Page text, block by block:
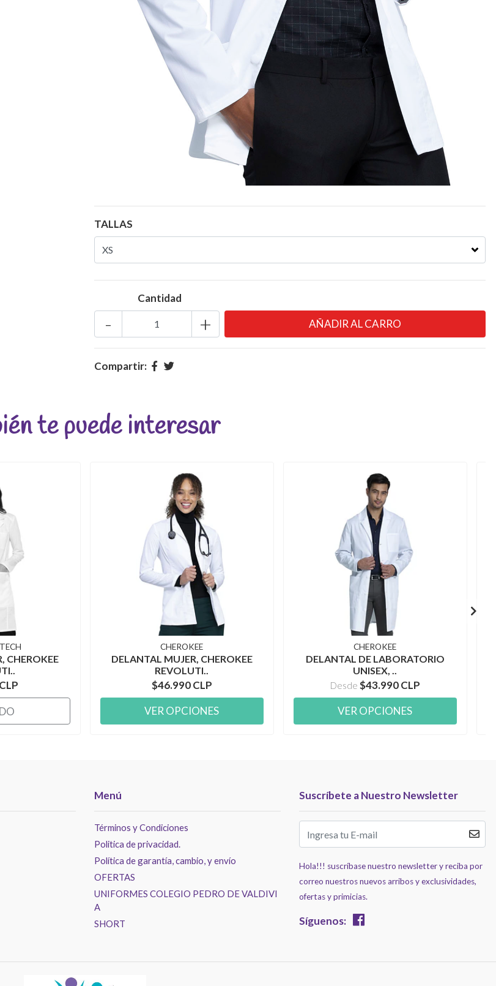
TALLAS
Cantidad
+
-
Compartir:
te puede interesar
CHEROKEE
CHEROKEE
DELANTAL MUJER, CHEROKEE
REVOLUTI..
$46.990 CLP
VER OPCIONES
CHEROKEE
DELANTAL DE LABORATORIO
UNISEX, ..
Desde $43.990 CLP
VER OPCIONES
Menú
Términos y Condiciones
Politica de privacidad.
Política de garantía, cambio, y envío
OFERTAS
UNIFORMES COLEGIO PEDRO DE VALDIVI
A
SHORT
Suscríbete a Nuestro Newsletter
Hola!!! suscríbase nuestro newsletter y reciba por
correo nuestros nuevos arribos y exclusividades,
ofertas y primicias.
Síguenos: